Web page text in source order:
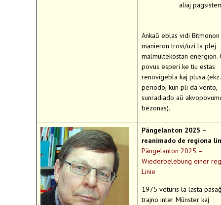
aliaj
Ankaŭ eblas vidi
manieron trovi/uzi la plej
malmultekostan energion.
povus esperi ke tiu estas
renovigebla kaj plusa
periodoj kun pli da vento,
sunradiado aŭ
bezonas).
Pängelanton 2025 –
reanimado de regiona
Pängelanton 2025 –
Wiederbelebung einer
Linie
1975 veturis la lasta
trajno inter Münster kaj